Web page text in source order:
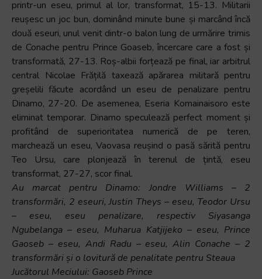
printr-un eseu, primul al lor, transformat, 15-13. Militarii
reușesc un joc bun, dominând minute bune și marcând încă
două eseuri, unul venit dintr-o balon lung de urmărire trimis
de Conache pentru Prince Goaseb, încercare care a fost și
transformată, 27-13. Roș-albii forțează pe final, iar arbitrul
central Nicolae Frățilă taxează apărarea militară pentru
greșelili făcute acordând un eseu de penalizare pentru
Dinamo, 27-20. De asemenea, Eseria Komainaisoro este
eliminat temporar. Dinamo speculează perfect moment și
profitând de superioritatea numerică de pe teren,
marchează un eseu, Vaovasa reușind o pasă sărită pentru
Teo Ursu, care plonjează în terenul de țintă, eseu
transformat, 27-27, scor final.
Au marcat pentru Dinamo: Jondre Williams – 2
transformări, 2 eseuri, Justin Theys – eseu, Teodor Ursu
– eseu, eseu penalizare, respectiv Siyasanga
Ngubelanga – eseu, Muharua Katjijeko – eseu, Prince
Gaoseb – eseu, Andi Radu – eseu, Alin Conache – 2
transformări și o lovitură de penalitate pentru Steaua
Jucătorul Meciului: Gaoseb Prince